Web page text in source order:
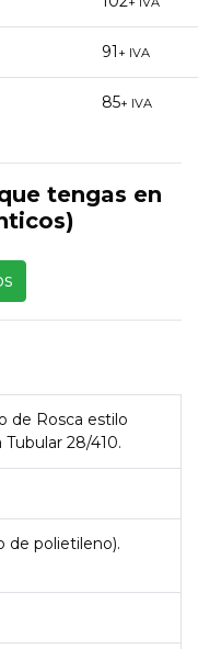
91 + IVA
85+ IVA
tengas en
de Rosca estilo
Tubular 28/410.
de polietileno).